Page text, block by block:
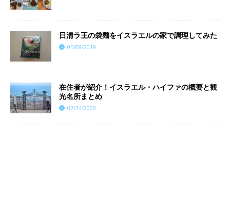
日清ラ王の袋麺をイスラエルの家で調理してみた
05/08/2019
在住者が紹介！イスラエル・ハイファの概要と観
光名所まとめ
07/24/2020